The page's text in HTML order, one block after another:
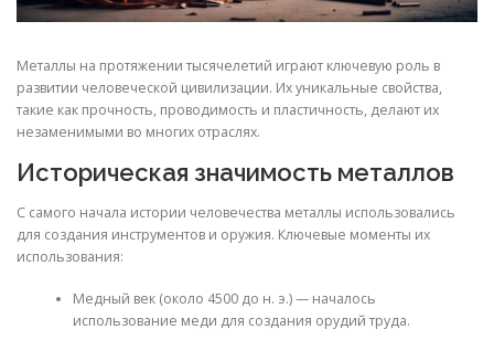
Металлы на протяжении тысячелетий играют ключевую роль в
развитии человеческой цивилизации. Их уникальные свойства,
такие как прочность, проводимость и пластичность, делают их
незаменимыми во многих отраслях.
Историческая значимость металлов
С самого начала истории человечества металлы использовались
для создания инструментов и оружия. Ключевые моменты их
использования:
Медный век (около 4500 до н. э.) — началось
использование меди для создания орудий труда.